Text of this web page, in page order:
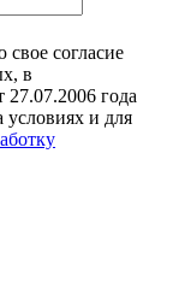
согласие
в
27.07.2006 года
и для